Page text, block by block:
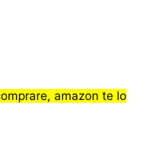
amazon te lo